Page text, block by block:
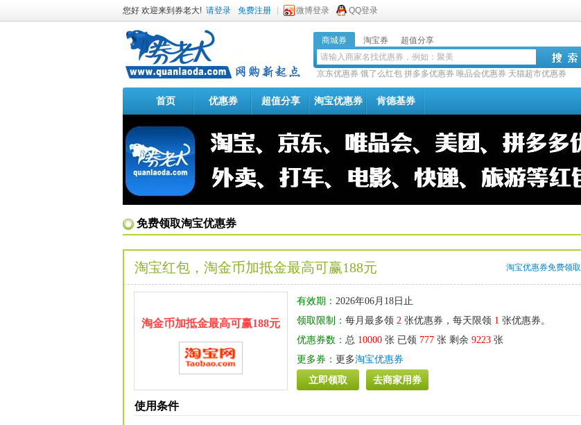
您好 欢迎来到券老大! 请登录 免费注册 微博登录 QQ登录
商城券 淘宝券 超值分享
京东优惠券 饿了么红包 拼多多优惠券 唯品会优惠券 天猫超市优惠券
首页 优惠券 超值分享 淘宝优惠券 肯德基券
免费领取淘宝优惠券
淘宝优惠券免费领取
淘宝红包，淘金币加抵金最高可赢188元
淘金币加抵金最高可赢188元
有效期： 2026年06月18日止
领取限制： 每月最多领 2 张优惠券，每天限领 1 张优惠券。
优惠券数： 总 10000 张 已领 777 张 剩余 9223 张
更多券： 更多淘宝优惠券
立即领取 去商家用券
使用条件